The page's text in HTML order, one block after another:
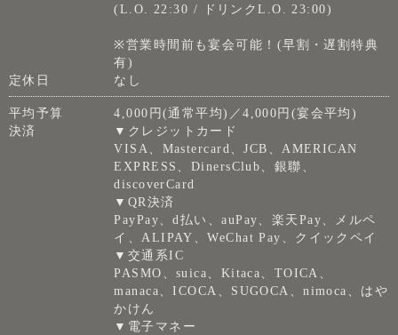
(L.O. 22:30 / ドリンクL.O. 23:00)
※営業時間前も宴会可能！(早割・遅割特典
有)
定休日
なし
平均予算
4,000円(通常平均)／4,000円(宴会平均)
決済
▼クレジットカード
VISA、Mastercard、JCB、AMERICAN
EXPRESS、DinersClub、銀聯、
discoverCard
▼QR決済
PayPay、d払い、auPay、楽天Pay、メルペ
イ、ALIPAY、WeChat Pay、クイックペイ
▼交通系IC
PASMO、suica、Kitaca、TOICA、
manaca、ICOCA、SUGOCA、nimoca、はや
かけん
▼電子マネー